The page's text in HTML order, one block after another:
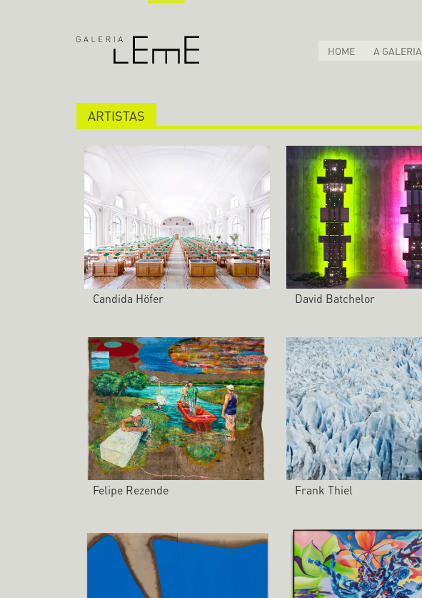
HOME A GALERIA
ARTISTAS
Candida Höfer David Batchelor
Felipe Rezende Frank Thiel